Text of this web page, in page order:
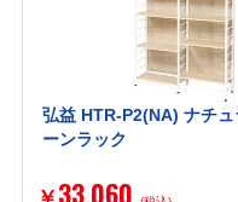
弘益 HTR-P2(NA) ナチュ
ーンラック
33,060